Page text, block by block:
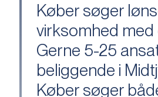
Køber søger
virksomhed
Gerne 5-25
beliggende i
Køber søger